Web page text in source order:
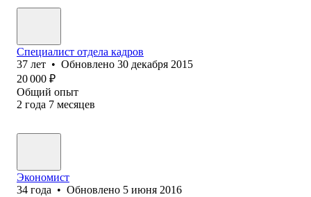
Специалист отдела кадров
37 лет • Обновлено 30 декабря 2015
20 000 ₽
Общий опыт
2 года 7 месяцев
Экономист
34 года • Обновлено 5 июня 2016